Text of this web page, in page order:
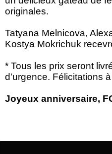
20 March
Jayder Moreno ASPRILLA
22 March
Samba KONÉ
Vitor Hugo Morais de OLIVEIRA
28 March
28
10
Ivan
originales.
Tatyana Melnicova,
Kostya Mokrichuk
* Tous les prix seront
d'urgence. Félicitations
Joyeux anniversaire,